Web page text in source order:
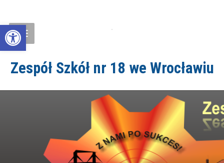
Open toolbar
Zespół Szkół nr 18 we Wrocławiu